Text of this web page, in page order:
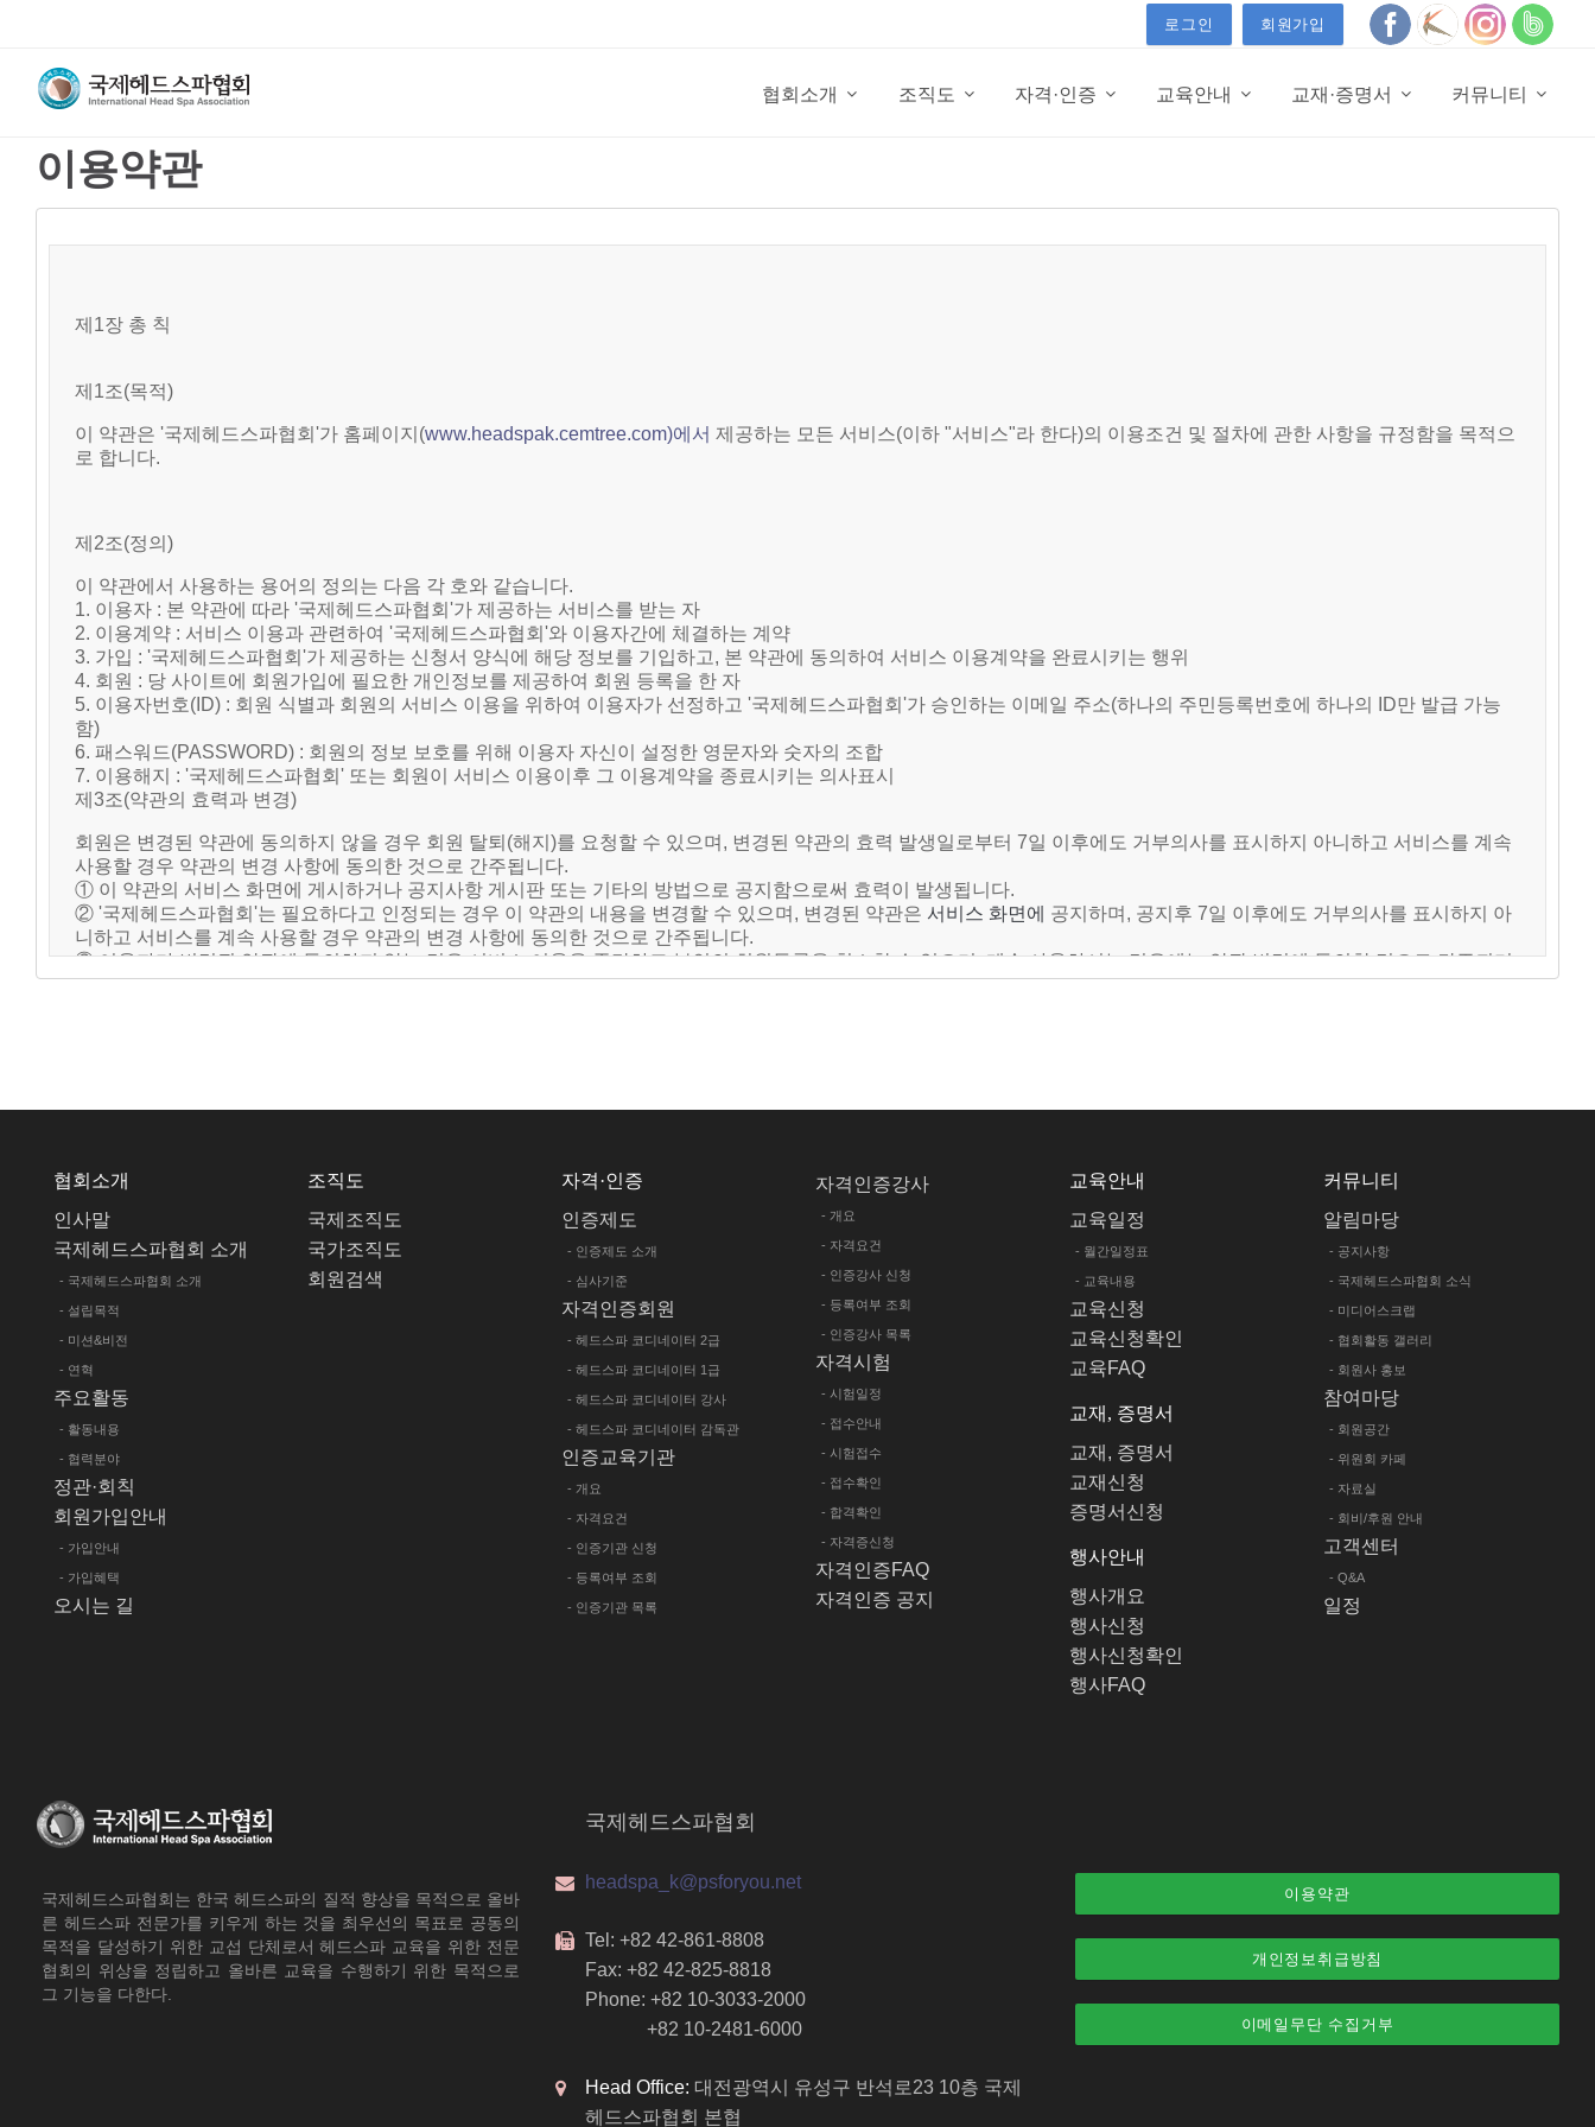
로그인 회원가입
협회소개 조직도 자격·인증 교육안내 교재·증명서 커뮤니티
이용약관
제1장 총 칙
제1조(목적)
이 약관은 '국제헤드스파협회'가 홈페이지(www.headspak.cemtree.com)에서 제공하는 모든 서비스(이하 "서비스"라 한다)의 이용조건 및 절차에 관한 사항을 규정함을 목적으
로 합니다.
제2조(정의)
이 약관에서 사용하는 용어의 정의는 다음 각 호와 같습니다.
1. 이용자 : 본 약관에 따라 '국제헤드스파협회'가 제공하는 서비스를 받는 자
2. 이용계약 : 서비스 이용과 관련하여 '국제헤드스파​협회'와 이용자간에 체결하는 계약
3. 가입 : '국제헤드스파​​협회'가 제공하는 신청서 양식에 해당 정보를 기입하고, 본 약관에 동의하여 서비스 이용계약을 완료시키는 행위
4. 회원 : 당 사이트에 회원가입에 필요한 개인정보를 제공하여 회원 등록을 한 자
5. 이용자번호(ID) : 회원 식별과 회원의 서비스 이용을 위하여 이용자가 선정하고 '국제헤드스파​협회'가 승인하는 이메일 주소(하나의 주민등록번호에 하나의 ID만 발급 가능
함)
6. 패스워드(PASSWORD) : 회원의 정보 보호를 위해 이용자 자신이 설정한 영문자와 숫자의 조합
7. 이용해지 : '국제헤드스파​​협회' 또는 회원이 서비스 이용이후 그 이용계약을 종료시키는 의사표시
제3조(약관의 효력과 변경)
회원은 변경된 약관에 동의하지 않을 경우 회원 탈퇴(해지)를 요청할 수 있으며, 변경된 약관의 효력 발생일로부터 7일 이후에도 거부의사를 표시하지 아니하고 서비스를 계속
사용할 경우 약관의 변경 사항에 동의한 것으로 간주됩니다.
① 이 약관의 서비스 화면에 게시하거나 공지사항 게시판 또는 기타의 방법으로 공지함으로써 효력이 발생됩니다.
② '국제헤드스파​​협회'는 필요하다고 인정되는 경우 이 약관의 내용을 변경할 수 있으며, 변경된 약관은 서 비스 화면에 공지하며, 공지후 7일 이후에도 거부의사를 표시하지 아
니하고 서비스를 계속 사용할 경우 약관의 변경 사항에 동의한 것으로 간주됩니다.
③ 이용자가 변경된 약관에 동의하지 않는 경우 서비스 이용을 중단하고 본인의 회원등록을 취소할 수 있으며, 계속 사용하시는 경우에는 약관 변경에 동의한 것으로 간주되며
변경된 약관은 전항과 같은 방법으로 효력이 발생합니다.
제6조(이용신청)
이용신청은 서비스의 회원정보 화면에서 이용자가 '국제헤드스파​​협회'에서 요구하는 가입신청서 양식에 개인의 신상정보를 기록하여 신청할 수 있습니다.
제7조(이용신청의 승낙)
① 회원이 신청서의 모든 사항을 정확히 기재하여 이용신청을 하였을 경우에 특별한 사정이 없는 한 서비스 이용신청을 승낙합니다.
② 다음 각 호에 해당하는 경우에는 이용 승낙을 하지 않을 수 있습니다.
1. 본인의 실명으로 신청하지 않았을 때
2. 타인의 명의를 사용하여 신청하였을 때
3. 이용신청의 내용을 허위로 기재한 경우
4. 사회의 안녕 질서 또는 미풍양속을 저해할 목적으로 신청하였을 때
5. 기타 '국제헤드스파​​협회'가 정한 이용신청 요건에 미비 되었을 때
제8조(계약사항의 변경)
회원은 이용신청시 기재한 사항이 변경되었을 경우에는 수정하여야 하며, 수정하지 아니하여 발생하는 문제의 책임은 회원에게 있습니다.
제3장 계약당사자의 의무
제9조('국제헤드스파​협회'의 의무)
'국제헤드스파​​협회'는 서비스 제공과 관련해서 알고 있는 회원의 신상 정보를 본인의 승낙 없이 제3자에게 누설하거나 배포하지 않습니다. 단, 전기통신기본법 등 법률의 규정
에 의해 국가기관의 요구가 있는 경우, 범죄에 대한 수사상의 목적이 있거나 또는 기타 관계법령에서 정한 절차에 의한 요청이 있을 경우에는 그러하지 아니합니다.
5. 범죄와 결부된다고 객관적으로 판단되는 행위
6. 기타 관계법령에 위반되는 행위
③ 회원은 서비스의 이용권한, 기타 이용계약상 지위를 타인에게 양도하거나 증여할 수 없으며, 이를 담보로도 제공할 수 없습니다.
제4장 서비스 이용
제11조(회원의 의무)
① 회원은 필요에 따라 자신의 메일, 게시판, 등록자료 등 유지보수에 대한 관리책임을 갖습니다.
② 회원은 '국제헤드스파​​협회'에서 제공하는 자료를 임의로 삭제, 변경할 수 없습니다.
③ 회원은 '국제헤드스파​협회'의 홈페이지에 공공질서 및 미풍양속에 위반되는 내용물이나 제3자의 저작권 등 기타권리를 침해하는 내용물을 등록하는 행위를 하지 않아야 합
협회소개
인사말
국제헤드스파협회 소개
- 국제헤드스파협회 소개
- 설립목적
- 미션&비전
- 연혁
주요활동
- 활동내용
- 협력분야
정관·회칙
회원가입안내
- 가입안내
- 가입혜택
오시는 길
조직도
국제조직도
국가조직도
회원검색
자격·인증
인증제도
- 인증제도 소개
- 심사기준
자격인증회원
- 헤드스파 코디네이터 2급
- 헤드스파 코디네이터 1급
- 헤드스파 코디네이터 강사
- 헤드스파 코디네이터 감독관
인증교육기관
- 개요
- 자격요건
- 인증기관 신청
- 등록여부 조회
- 인증기관 목록
자격인증강사
- 개요
- 자격요건
- 인증강사 신청
- 등록여부 조회
- 인증강사 목록
자격시험
- 시험일정
- 접수안내
- 시험접수
- 접수확인
- 합격확인
- 자격증신청
자격인증FAQ
자격인증 공지
교육안내
교육일정
- 월간일정표
- 교육내용
교육신청
교육신청확인
교육FAQ
교재, 증명서
교재, 증명서
교재신청
증명서신청
행사안내
행사개요
행사신청
행사신청확인
행사FAQ
커뮤니티
알림마당
- 공지사항
- 국제헤드스파협회 소식
- 미디어스크랩
- 협회활동 갤러리
- 회원사 홍보
참여마당
- 회원공간
- 위원회 카페
- 자료실
- 회비/후원 안내
고객센터
- Q&A
일정
국제헤드스파협회는 한국 헤드스파의 질적 향상을 목적으로 올바
른 헤드스파 전문가를 키우게 하는 것을 최우선의 목표로 공동의
목적을 달성하기 위한 교섭 단체로서 헤드스파 교육을 위한 전문
협회의 위상을 정립하고 올바른 교육을 수행하기 위한 목적으로
그 기능을 다한다.
국제헤드스파협회
headspa_k@psforyou.net
Tel: +82 42-861-8808
Fax: +82 42-825-8818
Phone: +82 10-3033-2000
+82 10-2481-6000
Head Office: 대전광역시 유성구 반석로23 10층 국제
헤드스파협회 본협
이용약관
개인정보취급방침
이메일무단 수집거부